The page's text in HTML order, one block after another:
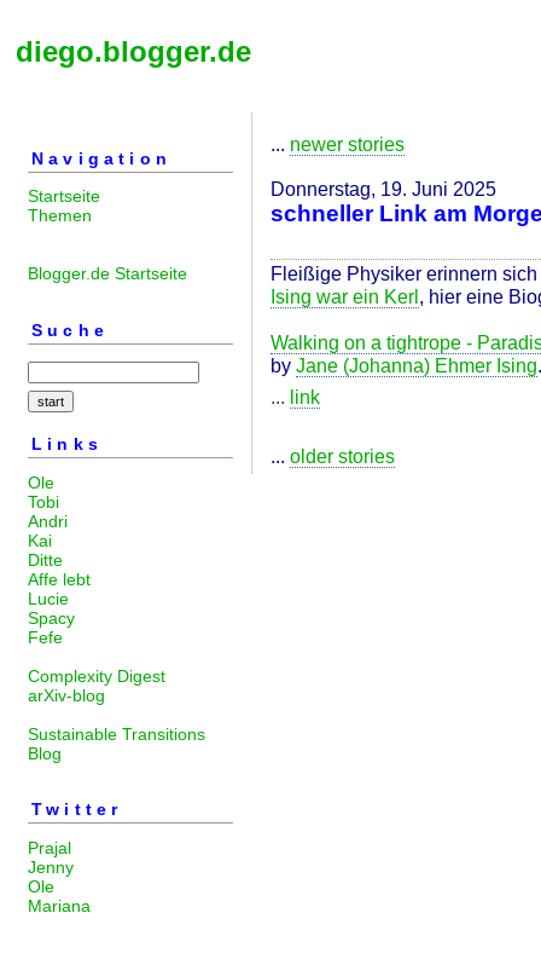
diego.blogger.de
Navigation
Startseite
Themen
Blogger.de Startseite
Suche
Links
Ole
Tobi
Andri
Kai
Ditte
Affe lebt
Lucie
Spacy
Fefe
Complexity Digest
arXiv-blog
Sustainable Transitions
Blog
Twitter
Prajal
Jenny
Ole
Mariana
... newer stories
Donnerstag, 19. Juni 2025
schneller Link am
Fleißige Physiker erinnern
Ising war ein Kerl, hier eine
Walking on a tightrope -
by Jane (Johanna) Ehmer Ising.
... link
... older stories